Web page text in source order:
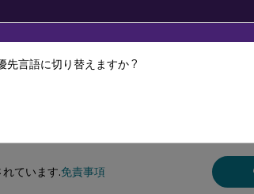
訳されています。
リバリー エージェント
ています.免責事項
先言語に切り替えますか ?